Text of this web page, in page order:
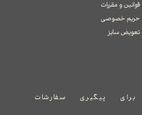
قوانین و مقررات
حریم خصوصی
تعویض سایز
پیگیری سفارشات